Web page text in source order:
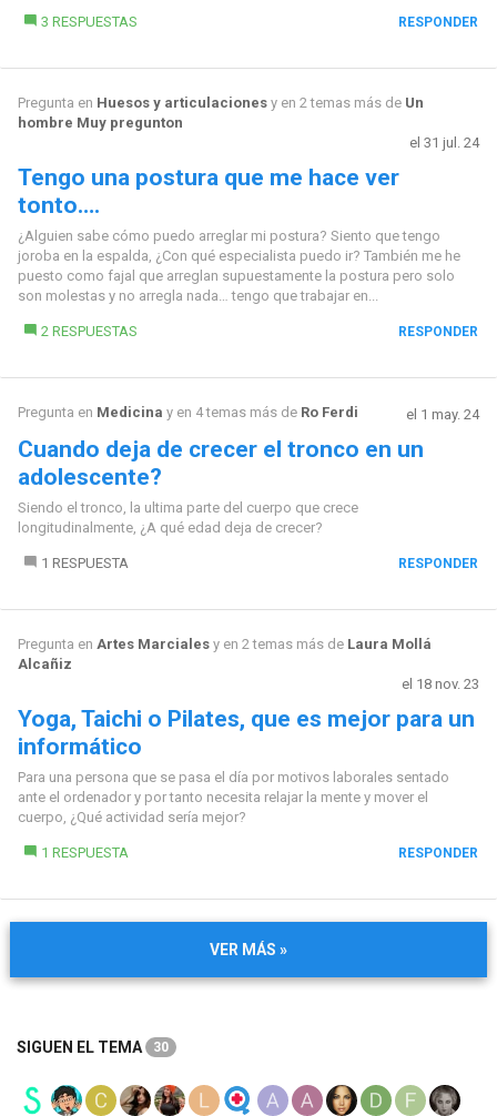
3 RESPUESTAS RESPONDER
Pregunta en Huesos y articulacionesy en 2 temas más de Un
hombre Muy pregunton
el 31 jul. 24
Tengo una postura que me hace ver
tonto….
¿Alguien sabe cómo puedo arreglar mi postura? Siento que tengo
joroba en la espalda, ¿Con qué especialista puedo ir? También me he
puesto como fajal que arreglan supuestamente la postura pero solo
son molestas y no arregla nada… tengo que trabajar en...
2 RESPUESTAS RESPONDER
Pregunta en Medicina y en 4 temas más de Ro Ferdi el 1 may. 24
Cuando deja de crecer el tronco en un
adolescente?
Siendo el tronco, la ultima parte del cuerpo que crece
longitudinalmente, ¿A qué edad deja de crecer?
1 RESPUESTA RESPONDER
Pregunta en Artes Marcialesy en 2 temas más de Laura Mollá
Alcañiz
el 18 nov. 23
Yoga, Taichi o Pilates, que es mejor para un
informático
Para una persona que se pasa el día por motivos laborales sentado
ante el ordenador y por tanto necesita relajar la mente y mover el
cuerpo, ¿Qué actividad sería mejor?
1 RESPUESTA RESPONDER
VER MÁS »
SIGUEN EL TEMA 30